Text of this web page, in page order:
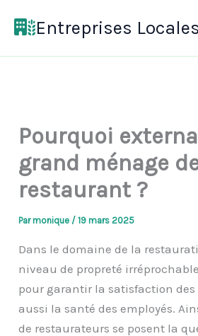
Entreprises Locales
Pourquoi
grand ménage
restaurant ?
Parmonique /19 mars 2025
Dans le domaine de la
niveau de propreté
pour garantir la satisfaction
aussi la santé des employés.
de restaurateurs se posent la